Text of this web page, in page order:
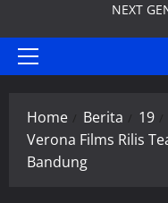
NEXT
Primary
Home Berita 19
Verona Films Rilis
Bandung